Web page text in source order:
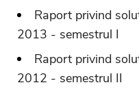
Raport privind
2013 - semestrul I
Raport privind
2012 - semestrul II